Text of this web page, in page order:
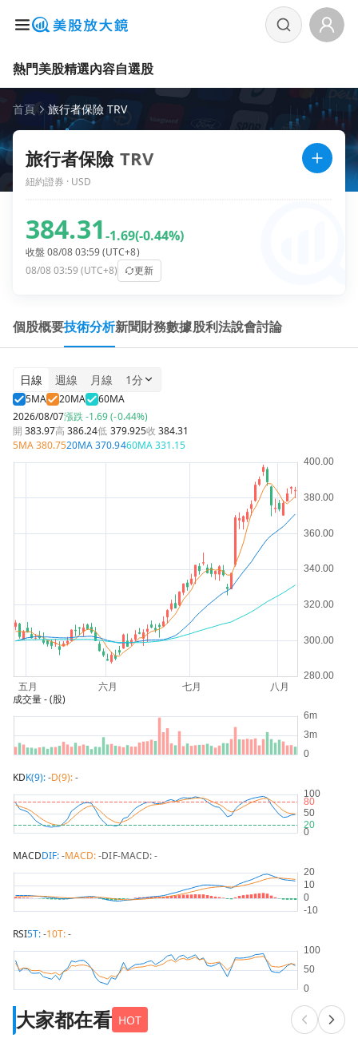
熱門美股精選內容自選股
首頁 旅行者保險 TRV
旅行者保險 TRV
紐約證券 · USD
384.31-1.69(-0.44%)
收盤 08/08 03:59 (UTC+8)
08/08 03:59 (UTC+8)
更新
個股概要技術分析新聞財務數據股利法說會討論
日線 週線 月線 1分
5MA 20MA
60MA
2026/08/07漲跌-1.69 (-0.44%)
開383.97高386.24低 379.925收 384.31
5MA380.7520MA370.9460MA331.15
成交量- (股)
KDK(9):-D(9):-
MACDDIF:-MACD:-DIF-MACD:-
RSI5T:-10T:-
大家都在看 HOT